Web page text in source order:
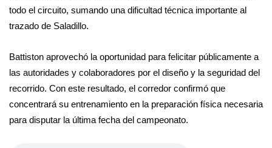
todo el circuito, sumando una dificultad técnica importante al
trazado de Saladillo.
Battiston aprovechó la oportunidad para felicitar públicamente a
las autoridades y colaboradores por el diseño y la seguridad del
recorrido. Con este resultado, el corredor confirmó que
concentrará su entrenamiento en la preparación física necesaria
para disputar la última fecha del campeonato.